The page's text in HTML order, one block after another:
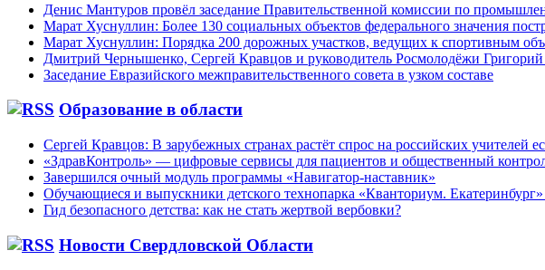
Денис Мантуров провёл заседание Правительственной комиссии по
Марат Хуснуллин: Более 130 социальных объектов федерального значения
Марат Хуснуллин: Порядка 200 дорожных участков, ведущих к спортивным
Дмитрий Чернышенко, Сергей Кравцов и руководитель Росмолодёжи
Заседание Евразийского межправительственного совета в узком составе
Образование в области
Сергей Кравцов: В зарубежных странах растёт спрос на российских учителей
«ЗдравКонтроль» — цифровые сервисы для пациентов и общественный
Завершился очный модуль программы «Навигатор-наставник»
Обучающиеся и выпускники детского технопарка «Кванториум.
Гид безопасного детства: как не стать жертвой вербовки?
Новости Свердловской Области